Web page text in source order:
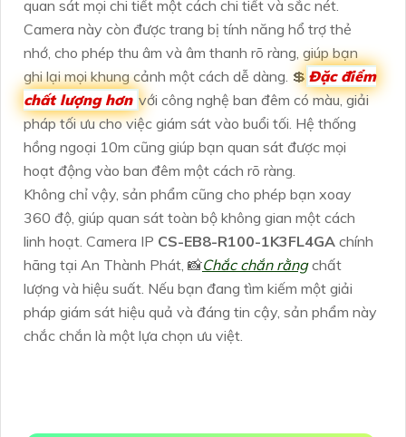
quan sát mọi chi tiết một cách chi tiết và sắc nét.
Camera này còn được trang bị tính năng hổ trợ thẻ
nhớ, cho phép thu âm và âm thanh rõ ràng, giúp bạn
ghi lại mọi khung cảnh một cách dễ dàng. 💲 Đặc điểm
chất lượng hơn với công nghệ ban đêm có màu, giải
pháp tối ưu cho việc giám sát vào buổi tối. Hệ thống
hồng ngoại 10m cũng giúp bạn quan sát được mọi
hoạt động vào ban đêm một cách rõ ràng.
Không chỉ vậy, sản phẩm cũng cho phép bạn xoay
360 độ, giúp quan sát toàn bộ không gian một cách
linh hoạt. Camera IP CS-EB8-R100-1K3FL4GA chính
hãng tại An Thành Phát, 📸Chắc chắn rằngchất
lượng và hiệu suất. Nếu bạn đang tìm kiếm một giải
pháp giám sát hiệu quả và đáng tin cậy, sản phẩm này
chắc chắn là một lựa chọn ưu việt.